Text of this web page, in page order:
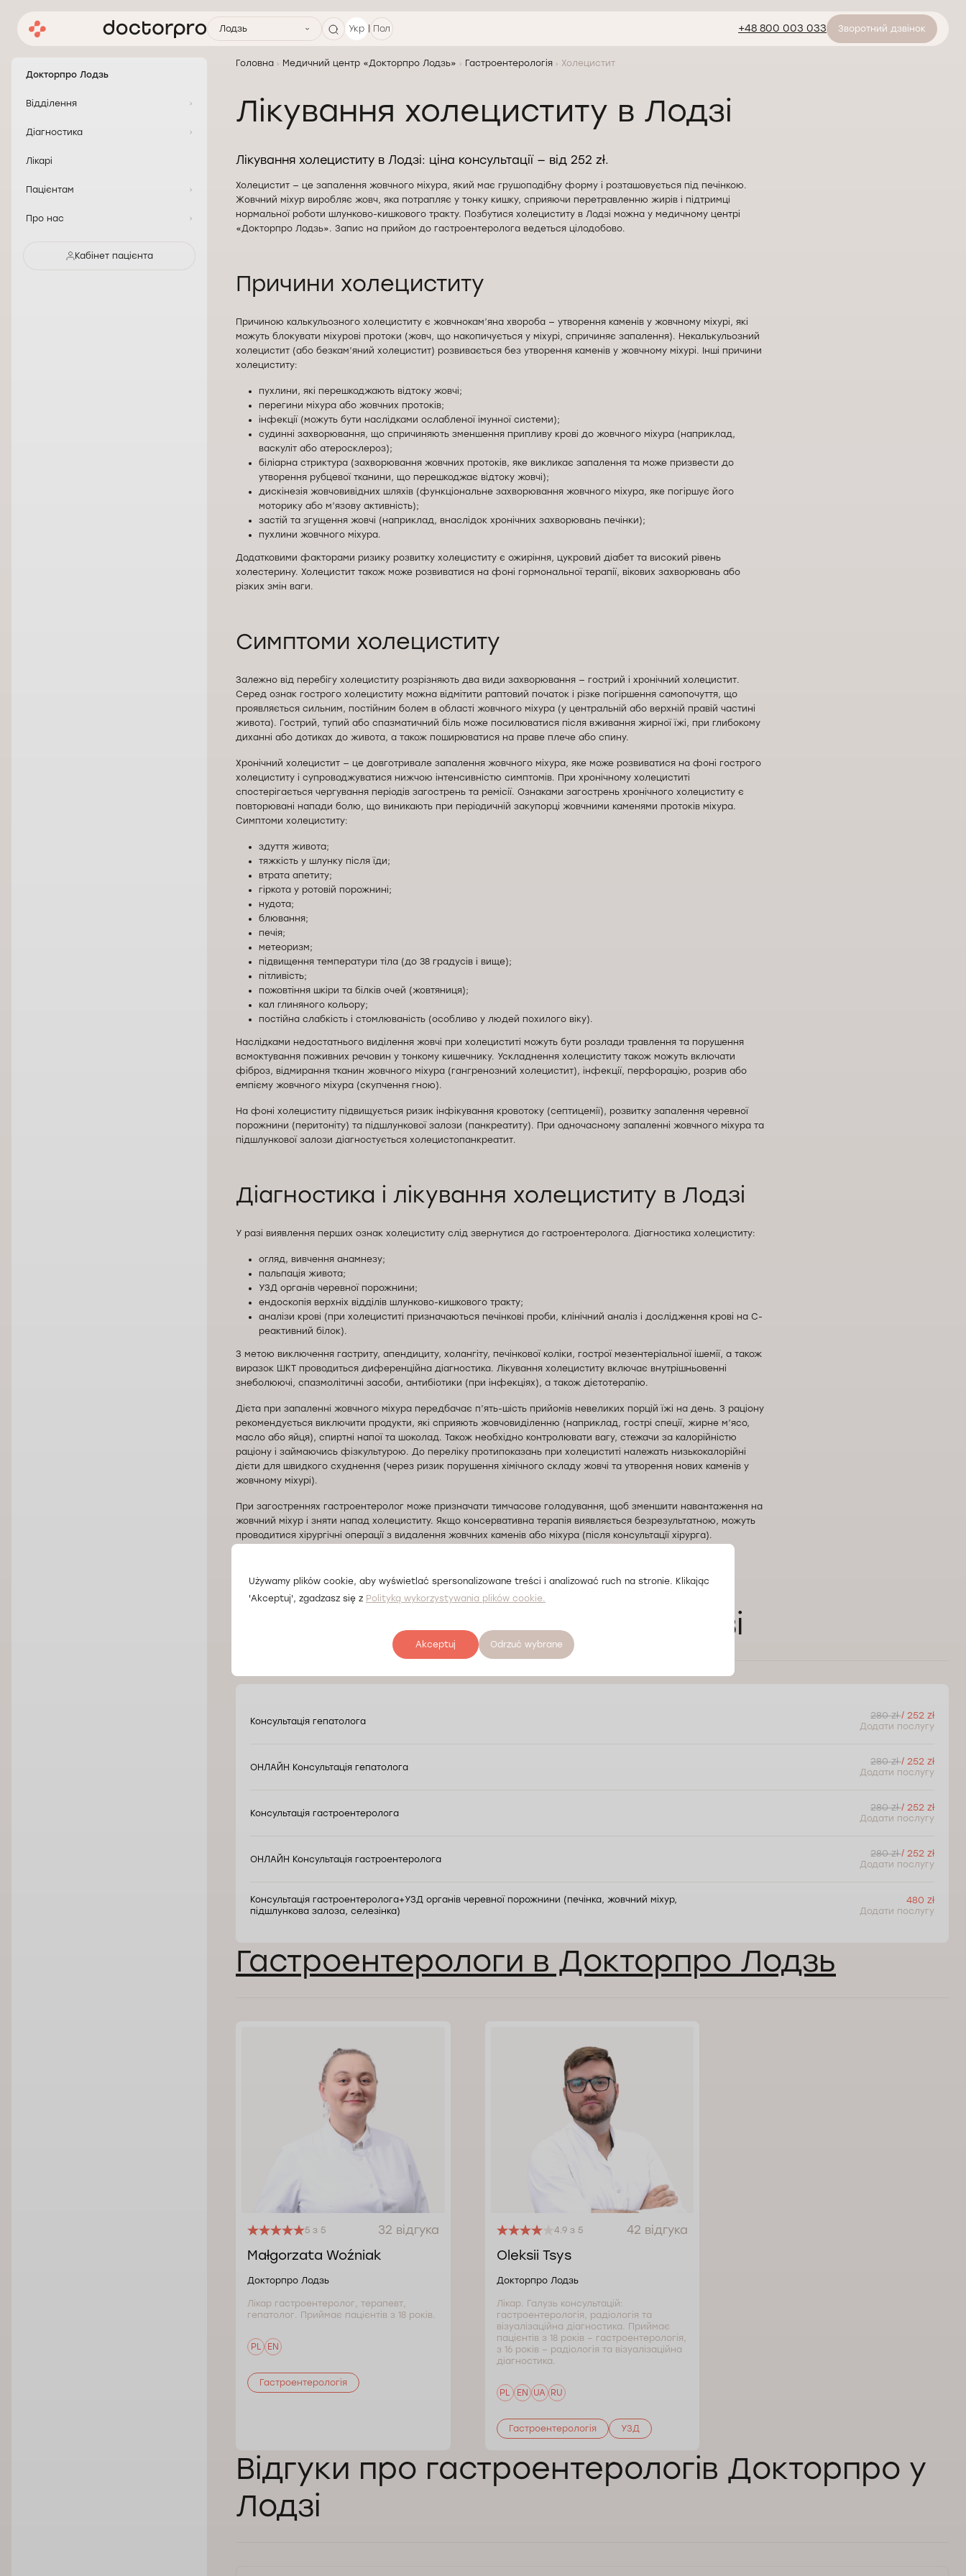
Лодзь Укр | Пол +48 800 003 033 Зворотний дзвінок
Докторпро Лодзь
Відділення
Діагностика
Лікарі
Пацієнтам
Про нас
Кабінет пацієнта
Головна Медичний центр «Докторпро Лодзь» Гастроентерологія Холецистит
Лікування холециститу в Лодзі
Лікування холециститу в Лодзі: ціна консультації — від 252 zł.
Холецистит — це запалення жовчного міхура, який має грушоподібну форму і розташовується під печінкою.
Жовчний міхур виробляє жовч, яка потрапляє у тонку кишку, сприяючи перетравленню жирів і підтримці
нормальної роботи шлунково-кишкового тракту. Позбутися холециститу в Лодзі можна у медичному центрі
«Докторпро Лодзь». Запис на прийом до гастроентеролога ведеться цілодобово.
Причини холециститу
Причиною калькульозного холециститу є жовчнокам’яна хвороба — утворення каменів у жовчному міхурі, які
можуть блокувати міхурові протоки (жовч, що накопичується у міхурі, спричиняє запалення). Некалькульозний
холецистит (або безкам’яний холецистит) розвивається без утворення каменів у жовчному міхурі. Інші причини
холециститу:
пухлини, які перешкоджають відтоку жовчі;
перегини міхура або жовчних протоків;
інфекції (можуть бути наслідками ослабленої імунної системи);
судинні захворювання, що спричиняють зменшення припливу крові до жовчного міхура (наприклад,
васкуліт або атеросклероз);
біліарна стриктура (захворювання жовчних протоків, яке викликає запалення та може призвести до
утворення рубцевої тканини, що перешкоджає відтоку жовчі);
дискінезія жовчовивідних шляхів (функціональне захворювання жовчного міхура, яке погіршує його
моторику або м’язову активність);
застій та згущення жовчі (наприклад, внаслідок хронічних захворювань печінки);
пухлини жовчного міхура.
Додатковими факторами ризику розвитку холециститу є ожиріння, цукровий діабет та високий рівень
холестерину. Холецистит також може розвиватися на фоні гормональної терапії, вікових захворювань або
різких змін ваги.
Симптоми холециститу
Залежно від перебігу холециститу розрізняють два види захворювання — гострий і хронічний холецистит.
Серед ознак гострого холециститу можна відмітити раптовий початок і різке погіршення самопочуття, що
проявляється сильним, постійним болем в області жовчного міхура (у центральній або верхній правій частині
живота). Гострий, тупий або спазматичний біль може посилюватися після вживання жирної їжі, при глибокому
диханні або дотиках до живота, а також поширюватися на праве плече або спину.
Хронічний холецистит — це довготривале запалення жовчного міхура, яке може розвиватися на фоні гострого
холециститу і супроводжуватися нижчою інтенсивністю симптомів. При хронічному холециститі
спостерігається чергування періодів загострень та ремісії. Ознаками загострень хронічного холециститу є
повторювані напади болю, що виникають при періодичній закупорці жовчними каменями протоків міхура.
Симптоми холециститу:
здуття живота;
тяжкість у шлунку після їди;
втрата апетиту;
гіркота у ротовій порожнині;
нудота;
блювання;
печія;
метеоризм;
підвищення температури тіла (до 38 градусів і вище);
пітливість;
пожовтіння шкіри та білків очей (жовтяниця);
кал глиняного кольору;
постійна слабкість і стомлюваність (особливо у людей похилого віку).
Наслідками недостатнього виділення жовчі при холециститі можуть бути розлади травлення та порушення
всмоктування поживних речовин у тонкому кишечнику. Ускладнення холециститу також можуть включати
фіброз, відмирання тканин жовчного міхура (гангренозний холецистит), інфекції, перфорацію, розрив або
емпієму жовчного міхура (скупчення гною).
На фоні холециститу підвищується ризик інфікування кровотоку (септицемії), розвитку запалення черевної
порожнини (перитоніту) та підшлункової залози (панкреатиту). При одночасному запаленні жовчного міхура та
підшлункової залози діагностується холецистопанкреатит.
Діагностика і лікування холециститу в Лодзі
У разі виявлення перших ознак холециститу слід звернутися до гастроентеролога. Діагностика холециститу:
огляд, вивчення анамнезу;
пальпація живота;
УЗД органів черевної порожнини;
ендоскопія верхніх відділів шлунково-кишкового тракту;
аналізи крові (при холециститі призначаються печінкові проби, клінічний аналіз і дослідження крові на С-
реактивний білок).
З метою виключення гастриту, апендициту, холангіту, печінкової коліки, гострої мезентеріальної ішемії, а також
виразок ШКТ проводиться диференційна діагностика. Лікування холециститу включає внутрішньовенні
знеболюючі, спазмолітичні засоби, антибіотики (при інфекціях), а також дієтотерапію.
Дієта при запаленні жовчного міхура передбачає п’ять-шість прийомів невеликих порцій їжі на день. З раціону
рекомендується виключити продукти, які сприяють жовчовиділенню (наприклад, гострі спеції, жирне м’ясо,
масло або яйця), спиртні напої та шоколад. Також необхідно контролювати вагу, стежачи за калорійністю
раціону і займаючись фізкультурою. До переліку протипоказань при холециститі належать низькокалорійні
дієти для швидкого схуднення (через ризик порушення хімічного складу жовчі та утворення нових каменів у
жовчному міхурі).
При загостреннях гастроентеролог може призначати тимчасове голодування, щоб зменшити навантаження на
жовчний міхур і зняти напад холециститу. Якщо консервативна терапія виявляється безрезультатною, можуть
проводитися хірургічні операції з видалення жовчних каменів або міхура (після консультації хірурга).
«Докторпро Лодзь» можна за телефоном, вказаним на сайті, або через форму запису на прийом.
Вартість прийому лікарів в Лодзі
Консультація гепатолога
280 zł/ 252 zł
Додати послугу
ОНЛАЙН Консультація гепатолога
280 zł/ 252 zł
Додати послугу
Консультація гастроентеролога
280 zł/ 252 zł
Додати послугу
ОНЛАЙН Консультація гастроентеролога
280 zł/ 252 zł
Додати послугу
Консультація гастроентеролога+УЗД органів черевної порожнини (печінка, жовчний міхур,
підшлункова залоза, селезінка)
480 zł
Додати послугу
Гастроентерологи в Докторпро Лодзь
5 з 5 32 відгука
Małgorzata Woźniak
Докторпро Лодзь
Лікар гастроентеролог, терапевт,
гепатолог. Приймає пацієнтів з 18 років.
PL EN
Гастроентерологія
4.9 з 5 42 відгука
Oleksii Tsys
Докторпро Лодзь
Лікар. Галузь консультацій:
гастроентерологія, радіологія та
візуалізаційна діагностика. Приймає
пацієнтів з 18 років – гастроентерологія,
з 16 років – радіологія та візуалізаційна
діагностика.
PL EN UA RU
Гастроентерологія УЗД
Відгуки про гастроентерологів Докторпро у
Лодзі
Używamy plików cookie, aby wyświetlać spersonalizowane treści i analizować ruch na stronie. Klikając
'Akceptuj', zgadzasz się z Polityką wykorzystywania plików cookie.
Akceptuj Odrzuć wybrane